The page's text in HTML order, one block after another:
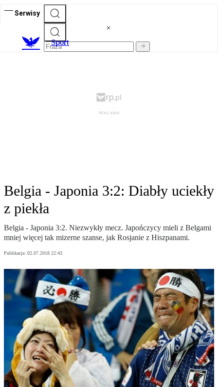
Serwisy
Sport
Belgia - Japonia 3:2: Diabły uciekły
z piekła
Belgia - Japonia 3:2. Niezwykły mecz. Japończycy mieli z Belgami
mniej więcej tak mizerne szanse, jak Rosjanie z Hiszpanami.
Publikacja: 02.07.2018 22:43